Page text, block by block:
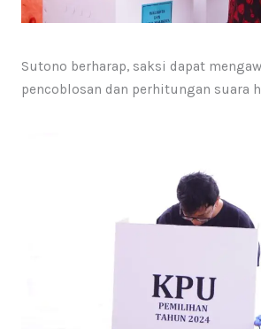
Sutono berharap, saksi dapat
pencoblosan dan perhitungan suara